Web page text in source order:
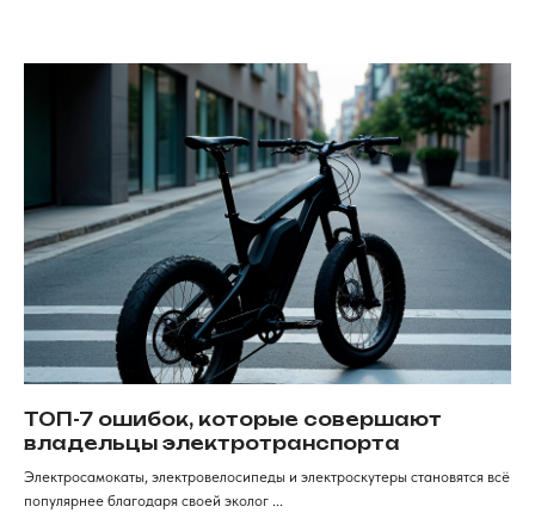
ТОП-7 ошибок, которые совершают
владельцы электротранспорта
Электросамокаты, электровелосипеды и электроскутеры становятся всё
популярнее благодаря своей эколог ...